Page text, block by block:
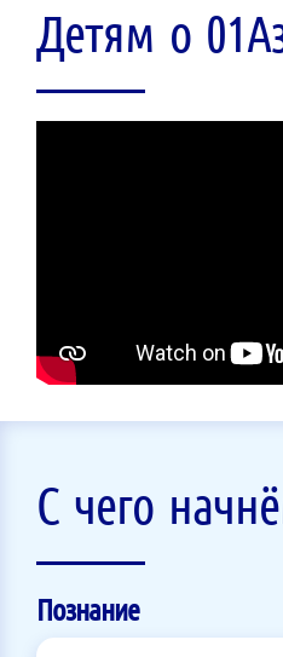
Детям о
С чего
Познание